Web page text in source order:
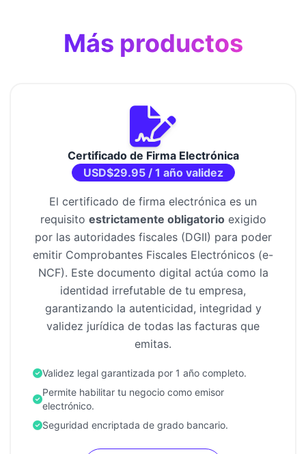
Más productos
Certificado de Firma Electrónica
USD$29.95 / 1 año validez
El certificado de firma electrónica es un
requisito estrictamente obligatorioexigido
por las autoridades fiscales (DGII) para poder
emitir Comprobantes Fiscales Electrónicos (e-
NCF). Este documento digital actúa como la
identidad irrefutable de tu empresa,
garantizando la autenticidad, integridad y
validez jurídica de todas las facturas que
emitas.
Validez legal garantizada por 1 año completo.
Permite habilitar tu negocio como emisor
electrónico.
Seguridad encriptada de grado bancario.